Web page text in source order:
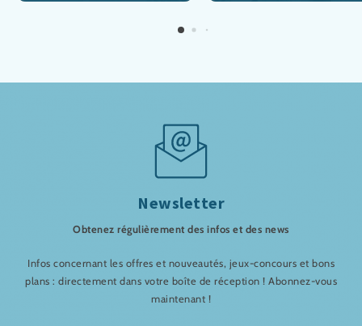
Newsletter
Obtenez régulièrement des infos et des news
Infos concernant les offres et nouveautés, jeux-concours et bons
plans : directement dans votre boîte de réception ! Abonnez-vous
maintenant !